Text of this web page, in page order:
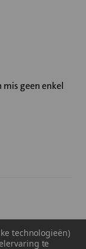
geen enkel
technologieën)
te